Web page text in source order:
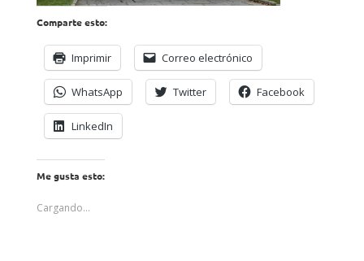
Comparte esto:
Imprimir Correo electrónico
WhatsApp Twitter Facebook
LinkedIn
Me gusta esto:
Cargando...